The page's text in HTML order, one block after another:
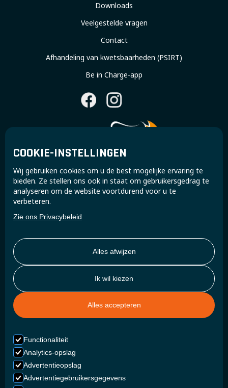
COOKIE-INSTELLINGEN
Wij gebruiken cookies om u de best mogelijke ervaring te
bieden. Ze stellen ons ook in staat om gebruikersgedrag te
analyseren om de website voortdurend voor u te
verbeteren.
Zie ons Privacybeleid
Alles afwijzen
Ik wil kiezen
Alles accepteren
Functionaliteit
Analytics-opslag
Advertentieopslag
Advertentiegebruikersgegevens
Sluit aan bij de Super B-community en ontvang
exclusieve updates en inzichten.
Downloads
Veelgestelde vragen
Contact
Afhandeling van kwetsbaarheden (PSIRT)
Be in Charge-app